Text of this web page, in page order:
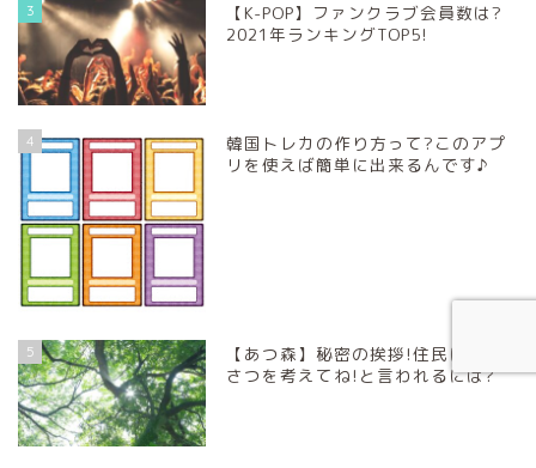
3
【K-POP】ファンクラブ会員数は?
2021年ランキングTOP5!
4
韓国トレカの作り方って?このアプ
リを使えば簡単に出来るんです♪
5
【あつ森】秘密の挨拶!住民にあい
さつを考えてね!と言われるには?